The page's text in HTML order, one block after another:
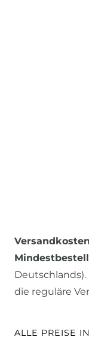
die reguläre
ALLE PREISE